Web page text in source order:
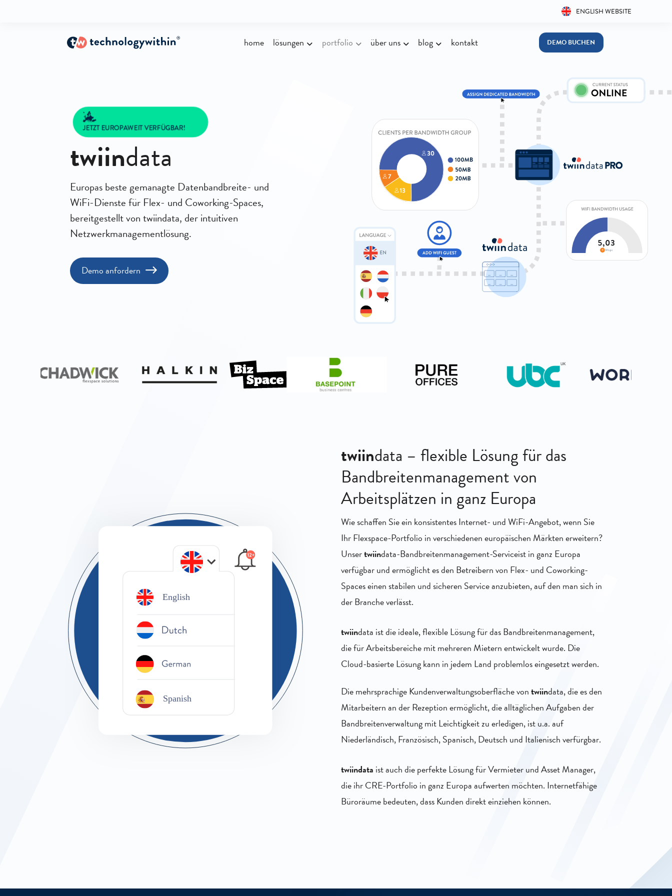
ENGLISH WEBSITE
home lösungen portfolio über uns blog kontakt DEMO BUCHEN
JETZT EUROPAWEIT VERFÜGBAR!
twiindata
Europas beste gemanagte Datenbandbreite- und
WiFi-Dienste für Flex- und Coworking-Spaces,
bereitgestellt von twiindata, der intuitiven
Netzwerkmanagementlösung.
Demo anfordern
twiindata – flexible Lösung für das
Bandbreitenmanagement von
Arbeitsplätzen in ganz Europa
Wie schaffen Sie ein konsistentes Internet- und WiFi-Angebot, wenn Sie
Ihr Flexspace-Portfolio in verschiedenen europäischen Märkten erweitern?
Unsertwiindata-Bandbreitenmanagement-Serviceist in ganz Europa
verfügbar und ermöglicht es den Betreibern von Flex- und Coworking-
Spaces einen stabilen und sicheren Service anzubieten, auf den man sich in
der Branche verlässt.
twiindata ist die ideale, flexible Lösung für das Bandbreitenmanagement,
die für Arbeitsbereiche mit mehreren Mietern entwickelt wurde. Die
Cloud-basierte Lösung kann in jedem Land problemlos eingesetzt werden.
Die mehrsprachige Kundenverwaltungsoberfläche vontwiindata, die es den
Mitarbeitern an der Rezeption ermöglicht, die alltäglichen Aufgaben der
Bandbreitenverwaltung mit Leichtigkeit zu erledigen, ist u.a. auf
Niederländisch, Französisch, Spanisch, Deutsch und Italienisch verfürgbar.
twiindata ist auch die perfekte Lösung für Vermieter und Asset Manager,
die ihr CRE-Portfolio in ganz Europa aufwerten möchten. Internetfähige
Büroräume bedeuten, dass Kunden direkt einziehen können.